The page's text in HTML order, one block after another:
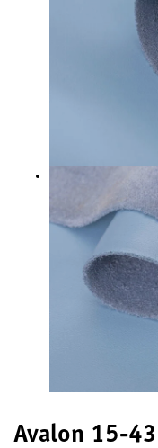
Avalon 15-